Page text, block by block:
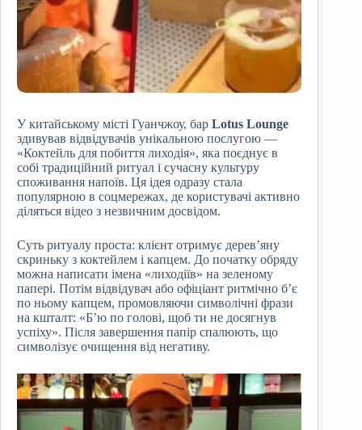
У китайському місті Гуанчжоу, бар Lotus Lounge
здивував відвідувачів унікальною послугою —
«Коктейль для побиття лиходія», яка поєднує в
собі традиційний ритуал і сучасну культуру
споживання напоїв. Ця ідея одразу стала
популярною в соцмережах, де користувачі активно
діляться відео з незвичним досвідом.
Суть ритуалу проста: клієнт отримує дерев’яну
скриньку з коктейлем і капцем. До початку обряду
можна написати імена «лиходіїв» на зеленому
папері. Потім відвідувач або офіціант ритмічно б’є
по ньому капцем, промовляючи символічні фрази
на кшталт: «Б’ю по голові, щоб ти не досягнув
успіху». Після завершення папір спалюють, що
символізує очищення від негативу.